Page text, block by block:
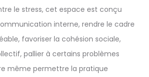
le stress, cet espace est conçu
interne, rendre le cadre
favoriser la cohésion sociale,
pallier à certains problèmes
même permettre la pratique